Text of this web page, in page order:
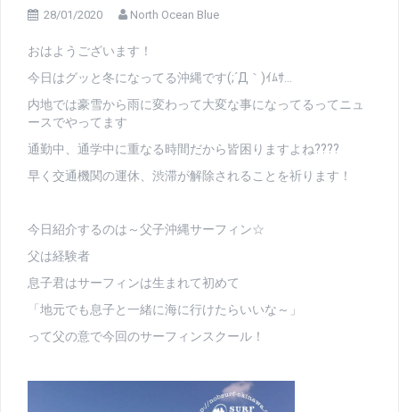
28/01/2020 North Ocean Blue
おはようございます！
今日はグッと冬になってる沖縄です(;´Д｀)ｲﾑｻ…
内地では豪雪から雨に変わって大変な事になってるってニュ
ースでやってます
通勤中、通学中に重なる時間だから皆困りますよね????
早く交通機関の運休、渋滞が解除されることを祈ります！
今日紹介するのは～父子沖縄サーフィン☆
父は経験者
息子君はサーフィンは生まれて初めて
「地元でも息子と一緒に海に行けたらいいな～」
って父の意で今回のサーフィンスクール！